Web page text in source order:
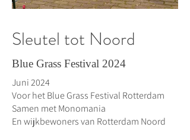
Sleutel tot Noord
Blue Grass Festival 2024
Juni 2024
Voor het Blue Grass Festival Rotterdam
Samen met Monomania
En wijkbewoners van Rotterdam Noord